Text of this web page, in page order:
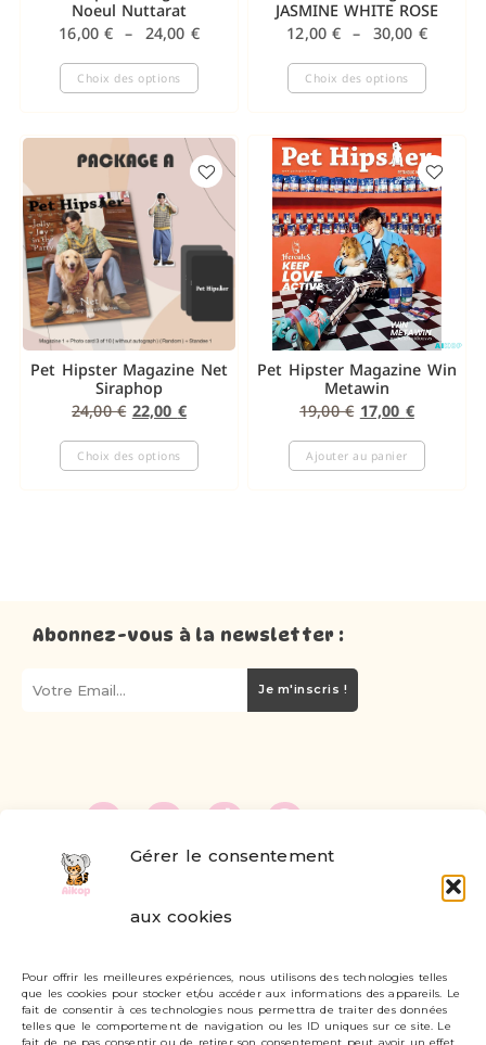
Gérer le consentement
aux cookies
Pour offrir les meilleures expériences, nous utilisons des technologies telles
que les cookies pour stocker et/ou accéder aux informations des appareils. Le
fait de consentir à ces technologies nous permettra de traiter des données
telles que le comportement de navigation ou les ID uniques sur ce site. Le
Noeul Nuttarat
16,00€ – 24,00 €
Choix des options
JASMINE WHITE ROSE
12,00€ – 30,00 €
Choix des options
Pet Hipster Magazine Net
Siraphop
24,00€ 22,00 €
Choix des options
Pet Hipster Magazine Win
Metawin
19,00€ 17,00 €
Ajouter au panier
Abonnez-vous à la newsletter :
Je m'inscris !
Livraisons et retours
Mon compte